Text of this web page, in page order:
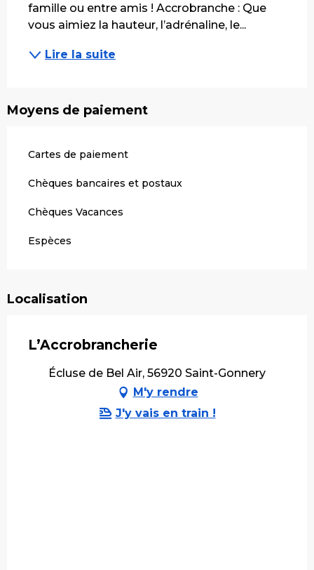
famille ou entre amis ! Accrobranche : Que
vous aimiez la hauteur, l’adrénaline, le...
Lire la suite
Moyens de paiement
Cartes de paiement
Chèques bancaires et postaux
Chèques Vacances
Espèces
Localisation
L’Accrobrancherie
Écluse de Bel Air, 56920 Saint-Gonnery
M'y rendre
J'y vais en train !